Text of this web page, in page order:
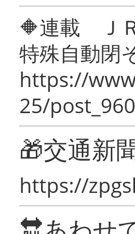
🔶連載 Ｊ
特殊自動閉
https://
25/
🎁交通新
https://